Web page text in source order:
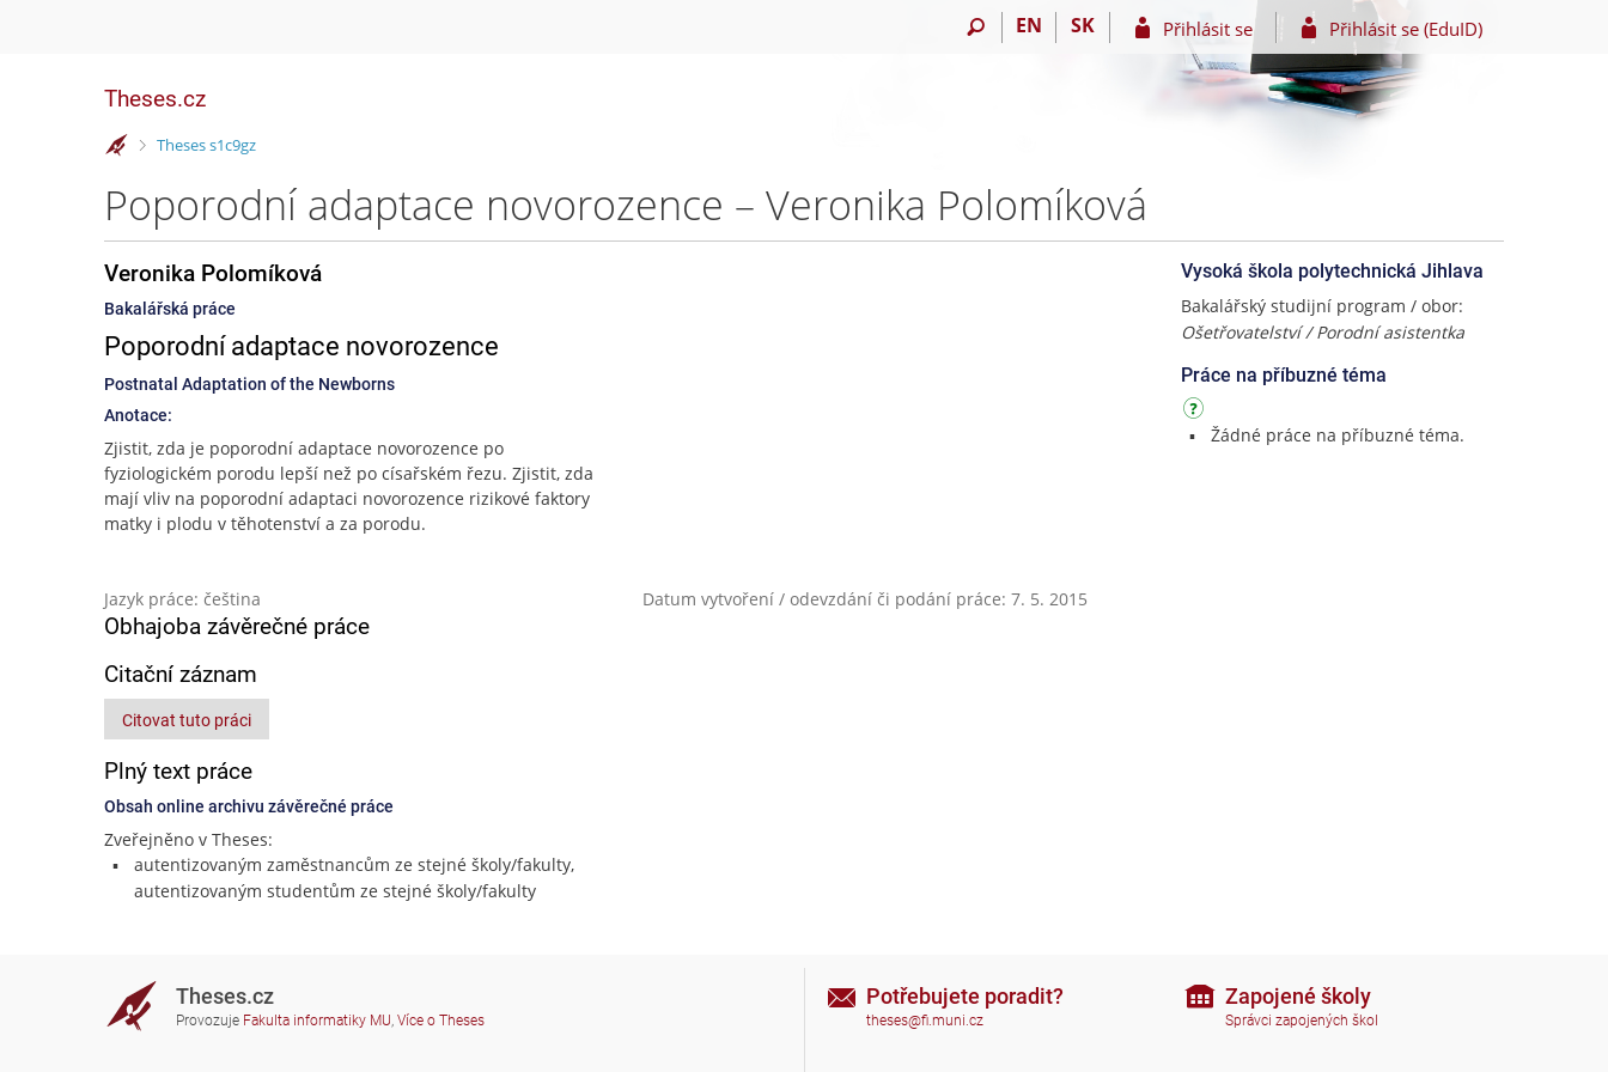
EN SK Přihlásit se Přihlásit se (EduID)
Theses.cz
>
Theses s1c9gz
Poporodní adaptace novorozence – Veronika Polomíková
Veronika Polomíková
Bakalářská práce
Poporodní adaptace novorozence
Postnatal Adaptation of the Newborns
Anotace:
Zjistit, zda je poporodní adaptace novorozence po
fyziologickém porodu lepší než po císařském řezu. Zjistit, zda
mají vliv na poporodní adaptaci novorozence rizikové faktory
matky i plodu v těhotenství a za porodu.
Jazyk práce: čeština Datum vytvoření / odevzdání či podání práce: 7. 5. 2015
Obhajoba závěrečné práce
Citační záznam
Citovat tuto práci
Plný text práce
Obsah online archivu závěrečné práce
Zveřejněno v Theses:
autentizovaným zaměstnancům ze stejné školy/fakulty,
autentizovaným studentům ze stejné školy/fakulty
Vysoká škola polytechnická Jihlava
Bakalářský studijní program / obor:
Ošetřovatelství / Porodní asistentka
Práce na příbuzné téma
Žádné práce na příbuzné téma.
Theses.cz
Provozuje Fakulta informatiky MU, Více o Theses
Potřebujete poradit?
theses@fi.muni.cz
Zapojené školy
Správci zapojených škol